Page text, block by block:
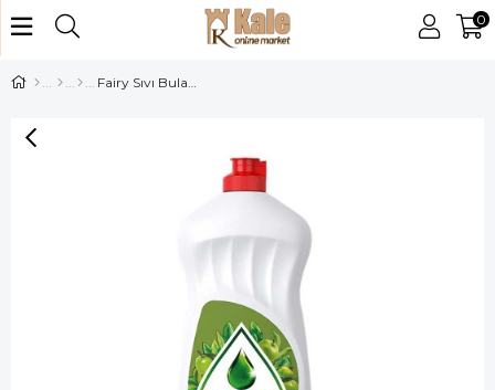
0
Fairy Sıvı Bulaşık Deterjanı 650ml Elma